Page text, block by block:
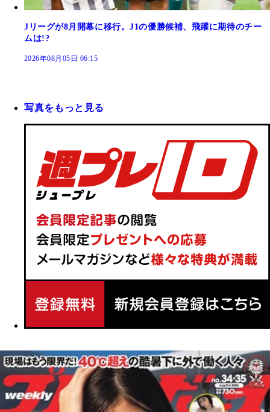
Jリーグが8月開幕に移行。J1の優勝候補、飛躍に期待のチー
ムは!?
2026年08月05日 06:15
写真をもっと見る